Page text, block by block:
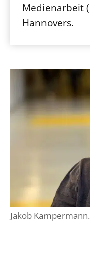
Medienarbeit
Hannovers.
Jakob